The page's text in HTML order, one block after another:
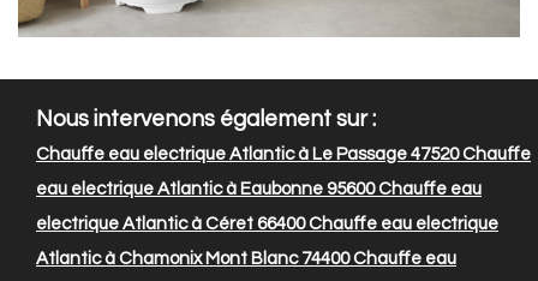
Nous intervenons également sur :
Chauffe eau electrique Atlantic à Le Passage 47520Chauffe
eau electrique Atlantic à Eaubonne 95600Chauffe eau
electrique Atlantic à Céret 66400Chauffe eau electrique
Atlantic à Chamonix Mont Blanc 74400Chauffe eau